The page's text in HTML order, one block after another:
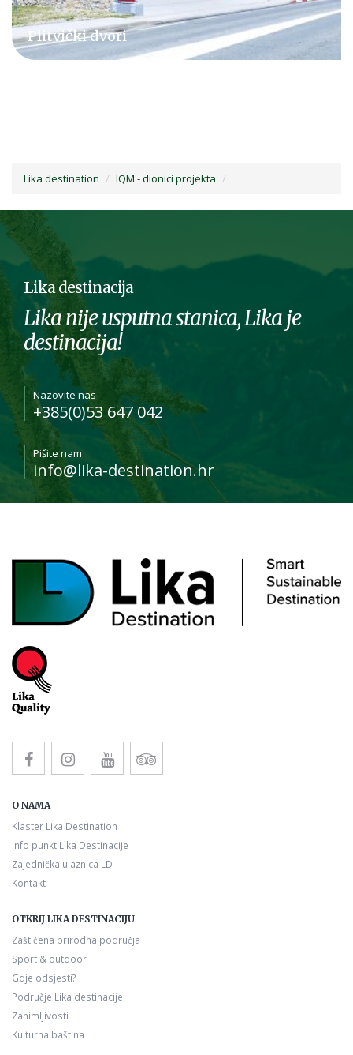
Inventar destinacije Lika
Lika destination IQM - dionici projekta
Lika destinacija
Lika nije usputna stanica, Lika je
destinacija!
Nazovite nas
+385(0)53 647 042
Pišite nam
info@lika-destination.hr
O NAMA
Klaster Lika Destination
Info punkt Lika Destinacije
Zajednička ulaznica LD
Kontakt
OTKRIJ LIKA DESTINACIJU
Zaštićena prirodna područja
Sport & outdoor
Gdje odsjesti?
Područje Lika destinacije
Zanimljivosti
Kulturna baština